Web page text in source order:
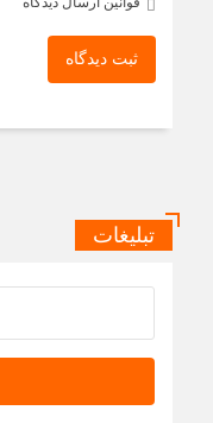
ثبت دیدگاه
تبلیغات